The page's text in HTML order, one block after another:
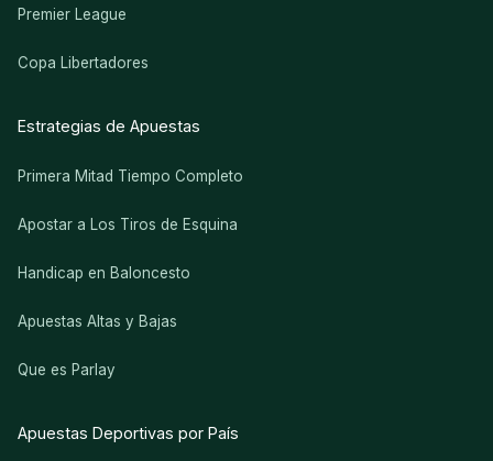
Premier League
Copa Libertadores
Estrategias de Apuestas
Primera Mitad Tiempo Completo
Apostar a Los Tiros de Esquina
Handicap en Baloncesto
Apuestas Altas y Bajas
Que es Parlay
Apuestas Deportivas por País